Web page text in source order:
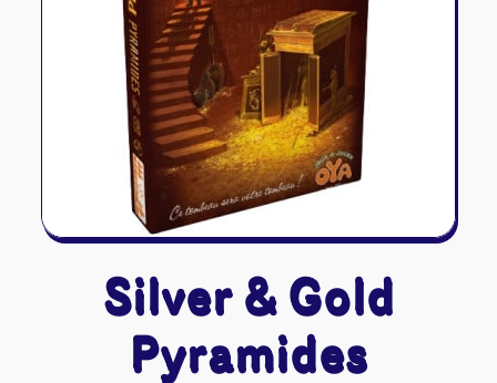
Naruto Mythos
Autres
Tapis de jeu
Silver & Gold
Pyramides